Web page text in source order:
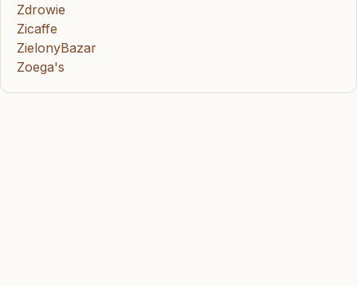
Zdrowie
Zicaffe
ZielonyBazar
Zoega's